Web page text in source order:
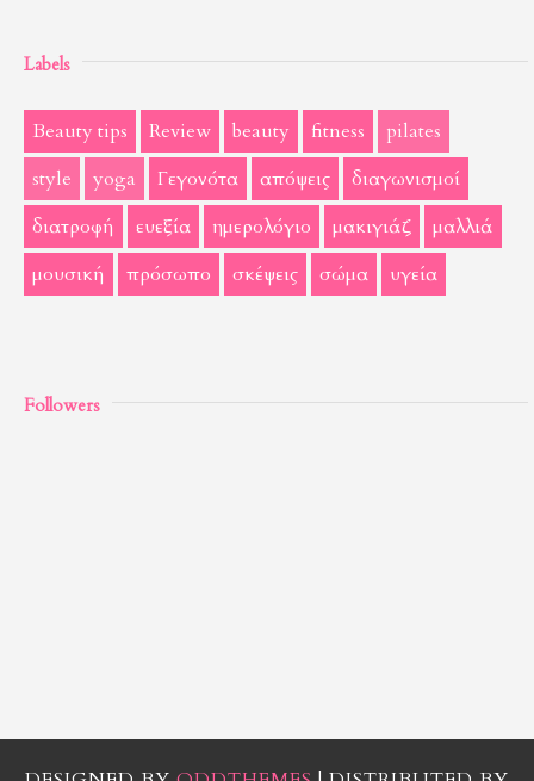
Labels
Beauty tips Review beauty fitness
pilates
style
yoga Γεγονότα απόψεις
διαγωνισμοί
διατροφή
ευεξία ημερολόγιο μακιγιάζ
μαλλιά
μουσική
πρόσωπο σκέψεις σώμα υγεία
Followers